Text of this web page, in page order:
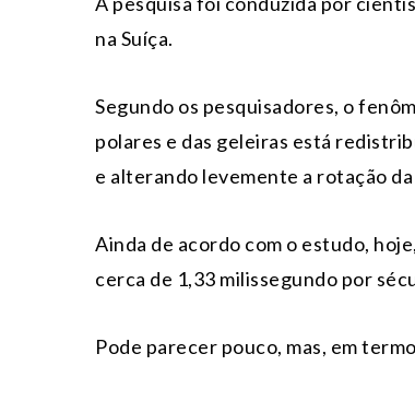
na Suíça.
Segundo os pesquisadores, o
polares e das geleiras está
e alterando levemente a rotação
Ainda de acordo com o estudo,
cerca de 1,33 milissegundo por
Pode parecer pouco, mas, em